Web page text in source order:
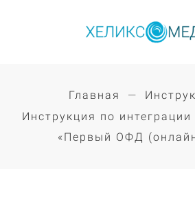
Главная
Инструкция по интеграции
«Первый ОФД